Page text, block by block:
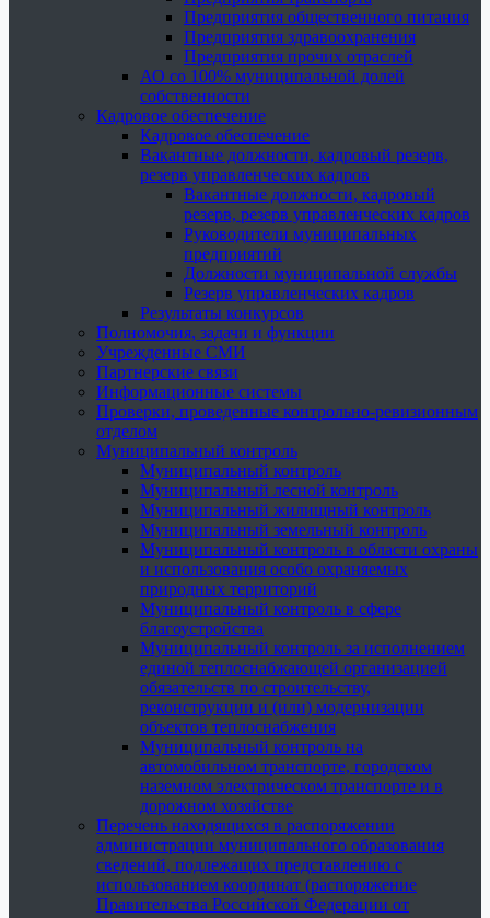
Предприятия общественного питания
Предприятия здравоохранения
Предприятия прочих отраслей
АО со 100% муниципальной долей
собственности
Кадровое обеспечение
Кадровое обеспечение
Вакантные должности, кадровый резерв,
резерв управленческих кадров
Вакантные должности, кадровый
резерв, резерв управленческих кадров
Руководители муниципальных
предприятий
Должности муниципальной службы
Резерв управленческих кадров
Результаты конкурсов
Полномочия, задачи и функции
Учрежденные СМИ
Партнерские связи
Информационные системы
Проверки, проведенные контрольно-ревизионным
отделом
Муниципальный контроль
Муниципальный контроль
Муниципальный лесной контроль
Муниципальный жилищный контроль
Муниципальный земельный контроль
Муниципальный контроль в области охраны
и использования особо охраняемых
природных территорий
Муниципальный контроль в сфере
благоустройства
Муниципальный контроль за исполнением
единой теплоснабжающей организацией
обязательств по строительству,
реконструкции и (или) модернизации
объектов теплоснабжения
Муниципальный контроль на
автомобильном транспорте, городском
наземном электрическом транспорте и в
дорожном хозяйстве
Перечень находящихся в распоряжении
администрации муниципального образования
сведений, подлежащих представлению с
использованием координат (распоряжение
Правительства Российской Федерации от